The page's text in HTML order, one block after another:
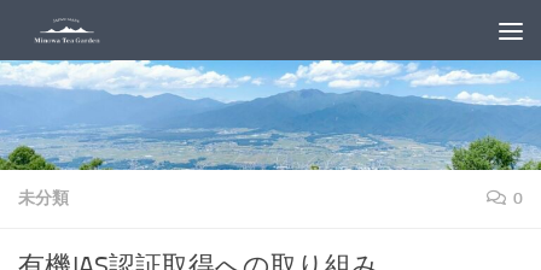
コンテンツへスキップ
未分類 0